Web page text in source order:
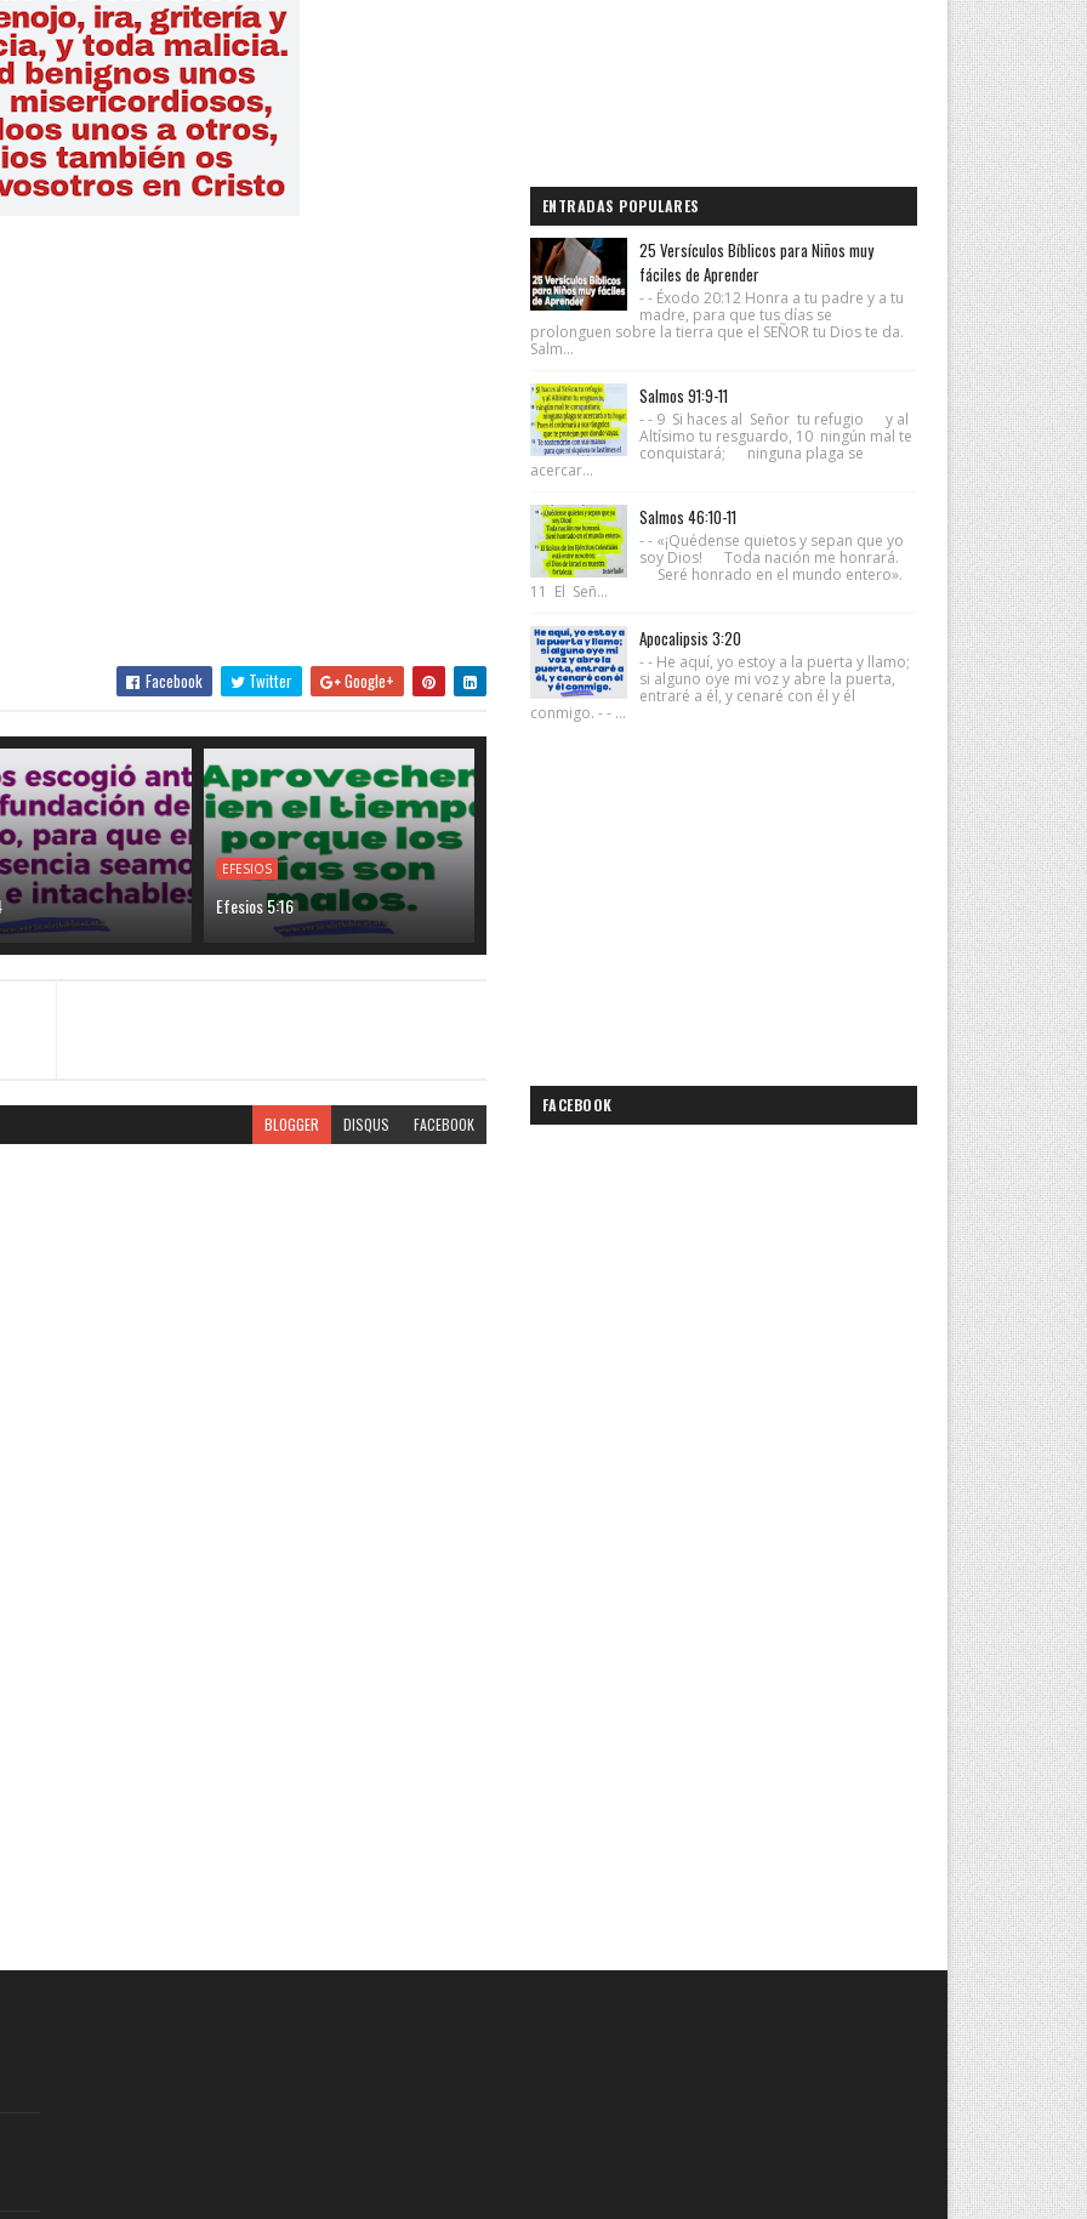
Facebook Twitter Google+
EFESIOS
Efesios 5:16
BLOGGER DISQUS FACEBOOK
ENTRADAS POPULARES
25 Versículos Bíblicos para Niños muy
fáciles de Aprender
- - Éxodo 20:12 Honra a tu padre y a tu
madre, para que tus días se
prolonguen sobre la tierra que el SEÑOR tu Dios te da.
Salm...
Salmos 91:9-11
- - 9 Si haces al Señor tu refugio y al
Altísimo tu resguardo, 10 ningún mal te
conquistará; ninguna plaga se
acercar...
Salmos 46:10-11
- - «¡Quédense quietos y sepan que yo
soy Dios! Toda nación me honrará.
Seré honrado en el mundo entero».
11 El Señ...
Apocalipsis 3:20
- - He aquí, yo estoy a la puerta y llamo;
si alguno oye mi voz y abre la puerta,
entraré a él, y cenaré con él y él
conmigo. - - ...
FACEBOOK